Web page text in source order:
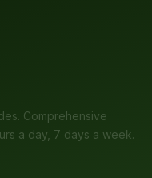
Comprehensive
a day, 7 days a week.